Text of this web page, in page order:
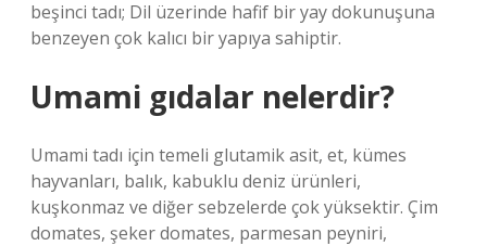
beşinci tadı; Dil üzerinde hafif bir yay dokunuşuna
benzeyen çok kalıcı bir yapıya sahiptir.
Umami gıdalar nelerdir?
Umami tadı için temeli glutamik asit, et, kümes
hayvanları, balık, kabuklu deniz ürünleri,
kuşkonmaz ve diğer sebzelerde çok yüksektir. Çim
domates, şeker domates, parmesan peyniri,